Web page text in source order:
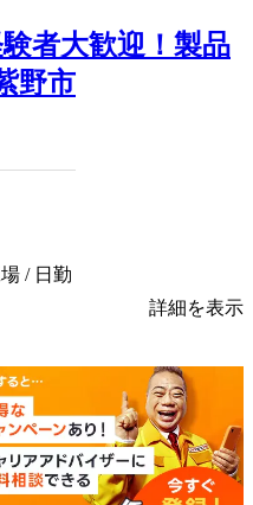
者大歓迎！製品
野市
/ 日勤
詳細を表示